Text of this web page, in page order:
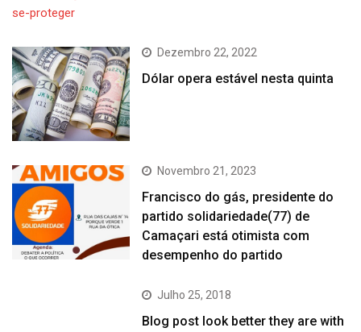
Dezembro 22, 2022
Dólar opera estável nesta quinta
Novembro 21, 2023
Francisco do gás, presidente do
partido solidariedade(77) de
Camaçari está otimista com
desempenho do partido
Julho 25, 2018
Blog post look better they are with